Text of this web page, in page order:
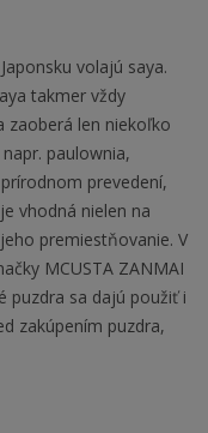
volajú saya.
takmer vždy
zaoberá len niekoľko
paulownia,
prevedení,
vhodná nielen na
premiestňovanie. V
MCUSTA ZANMAI
puzdra sa dajú použiť i
zakúpením puzdra,